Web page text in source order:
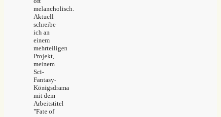
melancholisch.
Aktuell
schreibe
ich an
einem
mehrteiligen
Projekt,
meinem
Sci-
Fantasy-
Königsdrama
mit dem
Arbeitstitel
"Fate of